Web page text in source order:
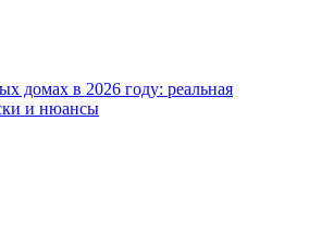
домах в 2026 году: реальная
и нюансы